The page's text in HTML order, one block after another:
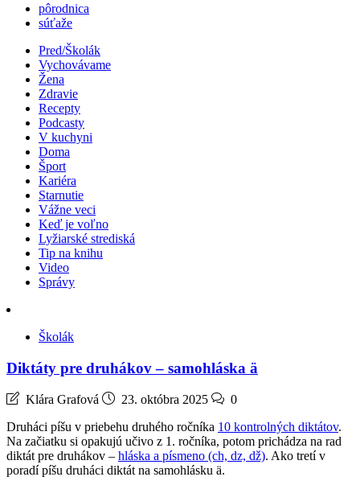
pôrodnica
súťaže
Pred/Školák
Vychovávame
Žena
Zdravie
Recepty
Podcasty
V kuchyni
Doma
Šport
Kariéra
Starnutie
Vážne veci
Keď je voľno
Lyžiarské strediská
Tip na knihu
Video
Správy
Školák
Diktáty pre druhákov – samohláska ä
Klára Grafová 23. októbra 2025
0
Druháci píšu v priebehu druhého ročníka 10 kontrolných diktátov.
Na začiatku si opakujú učivo z 1. ročníka, potom prichádza na rad
diktát pre druhákov – hláska a písmeno (ch, dz, dž). Ako tretí v
poradí píšu druháci diktát na samohlásku ä.